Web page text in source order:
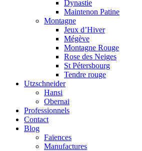
Dynastie
Maintenon Patine
Montagne
Jeux d’Hiver
Mégève
Montagne Rouge
Rose des Neiges
St Pétersbourg
Tendre rouge
Utzschneider
Hansi
Obernai
Professionnels
Contact
Blog
Faïences
Manufactures